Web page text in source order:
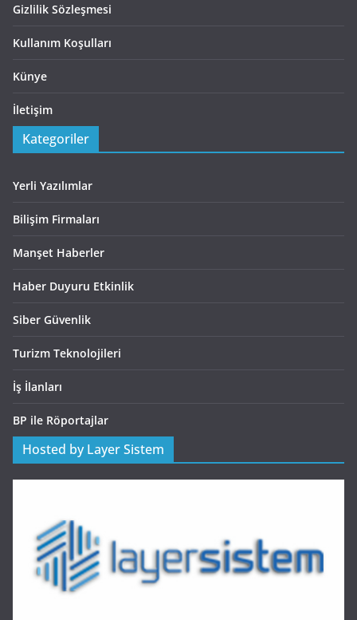
Gizlilik Sözleşmesi
Kullanım Koşulları
Künye
İletişim
Kategoriler
Yerli Yazılımlar
Bilişim Firmaları
Manşet Haberler
Haber Duyuru Etkinlik
Siber Güvenlik
Turizm Teknolojileri
İş İlanları
BP ile Röportajlar
Hosted by Layer Sistem